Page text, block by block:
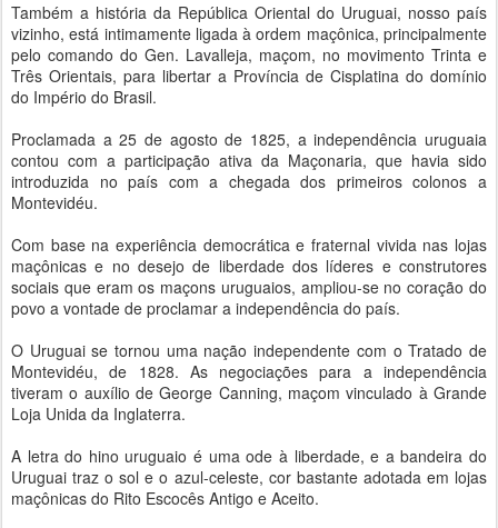
Também a história da República Oriental do Uruguai, nosso país
vizinho, está intimamente ligada à ordem maçônica, principalmente
pelo comando do Gen. Lavalleja, maçom, no movimento Trinta e
Três Orientais, para libertar a Província de Cisplatina do domínio
do Império do Brasil.
Proclamada a 25 de agosto de 1825, a independência uruguaia
contou com a participação ativa da Maçonaria, que havia sido
introduzida no país com a chegada dos primeiros colonos a
Montevidéu.
Com base na experiência democrática e fraternal vivida nas lojas
maçônicas e no desejo de liberdade dos líderes e construtores
sociais que eram os maçons uruguaios, ampliou-se no coração do
povo a vontade de proclamar a independência do país.
O Uruguai se tornou uma nação independente com o Tratado de
Montevidéu, de 1828. As negociações para a independência
tiveram o auxílio de George Canning, maçom vinculado à Grande
Loja Unida da Inglaterra.
A letra do hino uruguaio é uma ode à liberdade, e a bandeira do
Uruguai traz o sol e o azul-celeste, cor bastante adotada em lojas
maçônicas do Rito Escocês Antigo e Aceito.